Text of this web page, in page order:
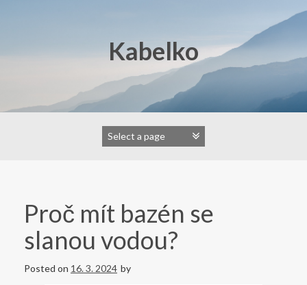
Kabelko
Proč mít bazén se
slanou vodou?
Posted on 16. 3. 2024 by